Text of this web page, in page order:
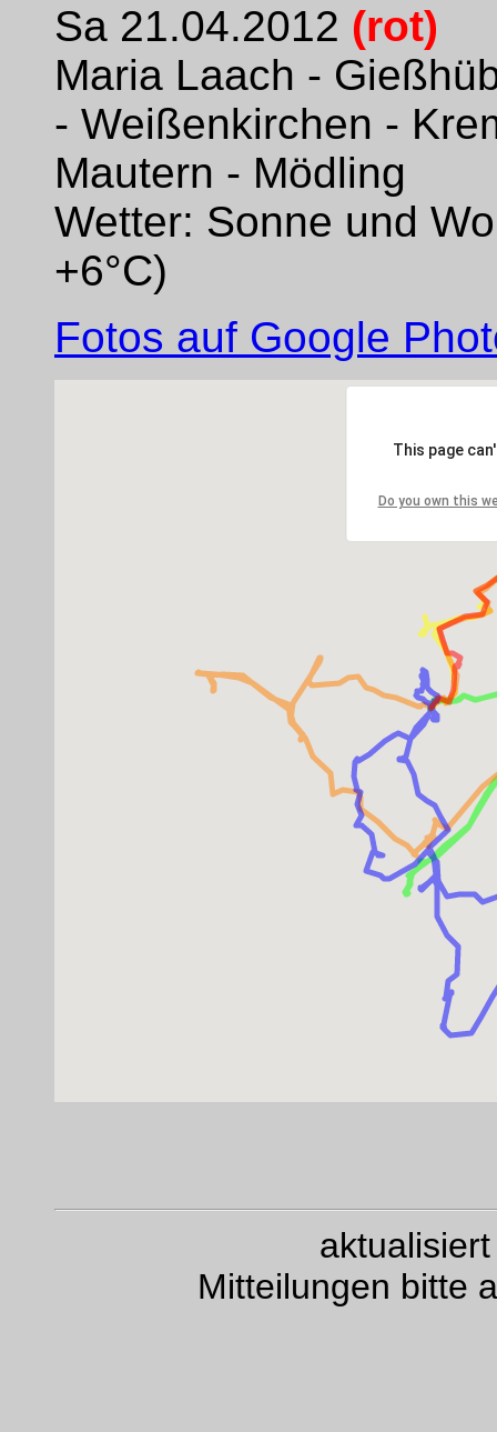
Sa 21.04.2012 (rot)
Maria Laach -
- Weißenkirchen -
Mautern - Mödling
Wetter: Sonne und
+6°C)
Fotos auf Google
This page
Do you own this
Mitteilungen bitte